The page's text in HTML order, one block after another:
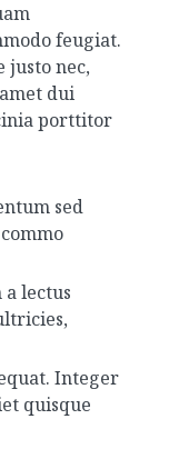
feugiat.
justo nec,
dui
porttitor
sed
lectus
Integer
quisque